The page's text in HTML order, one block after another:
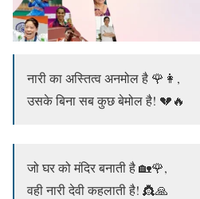
नारी का अस्तित्व अनमोल है 🌹👩,
उसके बिना सब कुछ बेमोल है! 💔🔥
जो घर को मंदिर बनाती है 🏡🌹,
वही नारी देवी कहलाती है! 👸🙏